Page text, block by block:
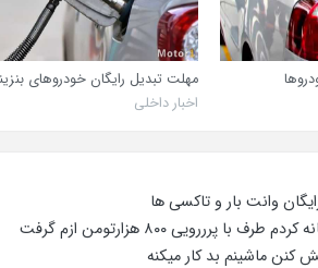
مهلت تبدیل رایگان خودروهای
اخبار داخلی
وانت بار و تاکسی ها
پرررویی ۸۰۰ هزارتومن ازم گرفت
ماشینم بد کار میکنه